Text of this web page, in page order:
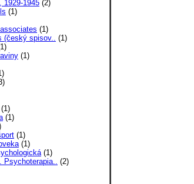
1929-1945 (2)
(1)
(1)
(český spisov.. (1)
(1)
(1)
(1)
(1)
(1)
Psychoterapia.. (2)